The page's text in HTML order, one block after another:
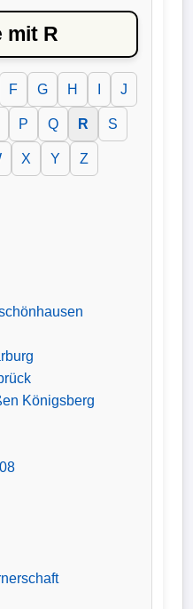
mit R
F G H J
P Q R S
X Y Z
Königsberg